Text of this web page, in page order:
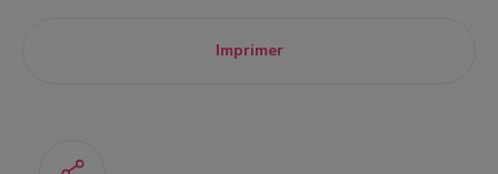
Imprimer